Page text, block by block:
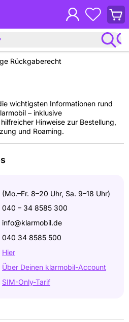
Rückgaberecht
wichtigsten Informationen rund
– inklusive
Hinweise zur Bestellung,
und Roaming.
(Mo.–Fr. 8–20 Uhr, Sa. 9–18 Uhr)
040 – 34 8585 300
info@klarmobil.de
040 34 8585 500
Hier
Über Deinen klarmobil-Account
SIM-Only-Tarif